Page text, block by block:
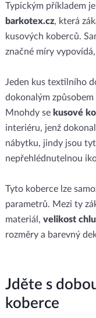
Typickým příkladem
barkotex.cz, která
kusových koberců.
značné míry
Jeden kus textilního
dokonalým
Mnohdy se kusové
interiéru, jenž
nábytku, jindy jsou
nepřehlédnutelnou
Tyto koberce lze
parametrů. Mezi ty
materiál, velikost
rozměry a barevný
Jděte s
koberce